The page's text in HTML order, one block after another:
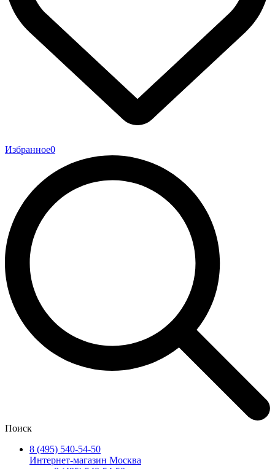
Избранное0
Поиск
8 (495) 540-54-50
Интернет-магазин Москва